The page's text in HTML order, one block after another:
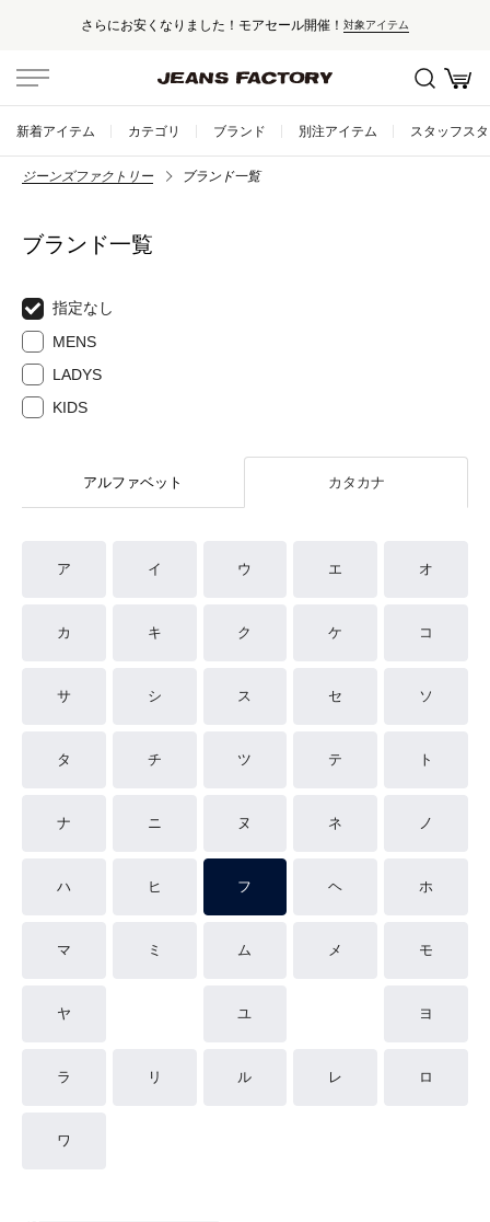
セール対象外アイテムは10%ポイント還元！
新着アイテム カテゴリ ブランド 別注アイテム スタッフス
ジーンズファクトリー ブランド一覧
ブランド一覧
指定なし
MENS
LADYS
KIDS
アルファベット カタカナ
ア イ ウ エ オ
カ キ ク ケ コ
サ シ ス セ ソ
タ チ ツ テ ト
ナ ニ ヌ ネ ノ
ハ ヒ フ ヘ ホ
マ ミ ム メ モ
ヤ ユ ヨ
ラ リ ル レ ロ
ワ